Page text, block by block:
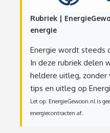
Rubriek |
energie
Energie wordt steeds
In deze rubriek delen
heldere uitleg, zonder
tips en uitleg op
Let op: EnergieGewoon.nl is
energiecontracten af.